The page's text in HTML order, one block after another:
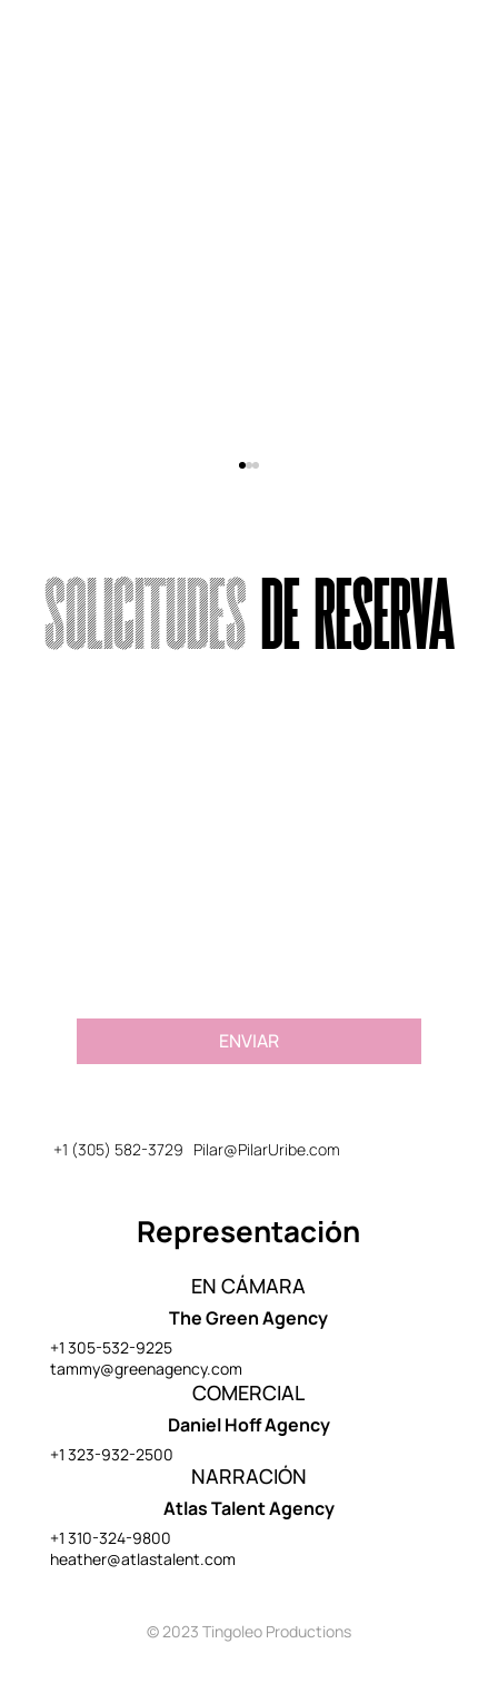
Solicitudes de reserva
ENVIAR
+1 (305) 582-3729 Pilar@PilarUribe.com
© 2023 Tingoleo Productions
Atlas Talent Agency
+1 310-324-9800
heather@atlastalent.com
NARRACIÓN
+1 305-532-9225
tammy@greenagency.com
The Green Agency
EN CÁMARA
+1 323-932-2500
Daniel Hoff Agency
COMERCIAL
Representación